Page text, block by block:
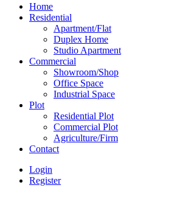
Home
Residential
Apartment/Flat
Duplex Home
Studio Apartment
Commercial
Showroom/Shop
Office Space
Industrial Space
Plot
Residential Plot
Commercial Plot
Agriculture/Firm
Contact
Login
Register